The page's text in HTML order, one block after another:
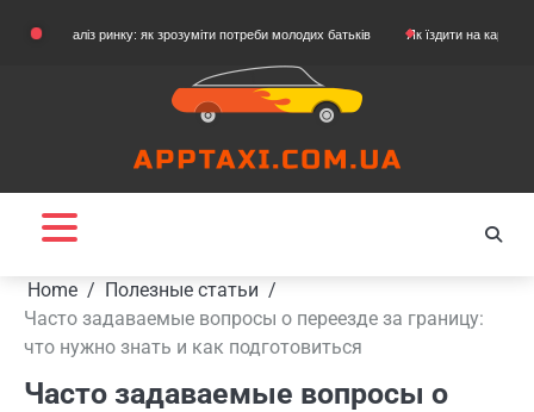
ринку: як зрозуміти потреби молодих батьків Як їздити на картингу
Home
Полезные статьи
Часто задаваемые вопросы о переезде за границу:
что нужно знать и как подготовиться
Часто задаваемые вопросы о